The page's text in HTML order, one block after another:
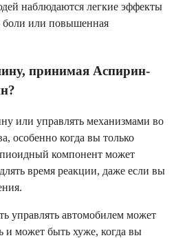
наблюдаются легкие эффекты
боли или повышенная
принимая Аспирин-
или управлять механизмами во
особенно когда вы только
компонент может
время реакции, даже если вы
управлять автомобилем может
и может быть хуже, когда вы